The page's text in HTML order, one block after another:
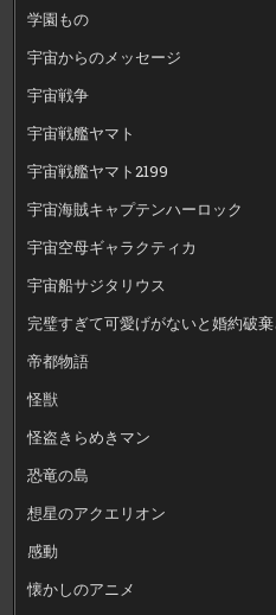
学園もの
宇宙からのメッセージ
宇宙戦争
宇宙戦艦ヤマト
宇宙戦艦ヤマト2199
宇宙海賊キャプテンハーロック
宇宙空母ギャラクティカ
宇宙船サジタリウス
完璧すぎて可愛げがないと婚約破
帝都物語
怪獣
怪盗きらめきマン
恐竜の島
想星のアクエリオン
感動
懐かしのアニメ